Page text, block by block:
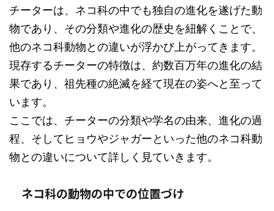
チーターは、ネコ科の中でも独自の進化を遂げた動
物であり、その分類や進化の歴史を紐解くことで、
他のネコ科動物との違いが浮かび上がってきます。
現存するチーターの特徴は、約数百万年の進化の結
果であり、祖先種の絶滅を経て現在の姿へと至って
います。
ここでは、チーターの分類や学名の由来、進化の過
程、そしてヒョウやジャガーといった他のネコ科動
物との違いについて詳しく見ていきます。
ネコ科の動物の中での位置づけ